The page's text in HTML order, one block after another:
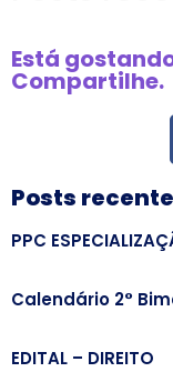
Está
Compartilhe.
Posts
PPC
Calendário 2°
EDITAL – DIREITO